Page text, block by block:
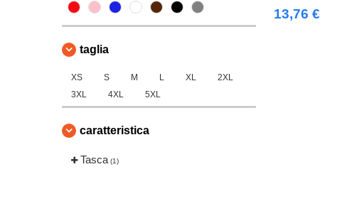
taglia
XS S M L XL
2XL
3XL
4XL 5XL
caratteristica
Tasca (1)
13,76 €